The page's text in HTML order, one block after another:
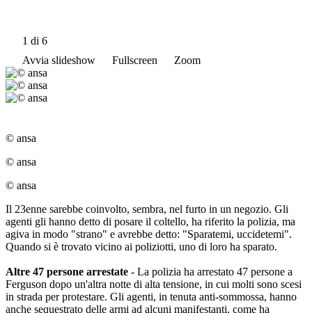
1 di 6
Avvia slideshow
Fullscreen Zoom
© ansa
© ansa
© ansa
Il 23enne sarebbe coinvolto, sembra, nel furto in un negozio. Gli
agenti gli hanno detto di posare il coltello, ha riferito la polizia, ma
agiva in modo "strano" e avrebbe detto: "Sparatemi, uccidetemi".
Quando si è trovato vicino ai poliziotti, uno di loro ha sparato.
Altre 47 persone arrestate - La polizia ha arrestato 47 persone a
Ferguson dopo un'altra notte di alta tensione, in cui molti sono scesi
in strada per protestare. Gli agenti, in tenuta anti-sommossa, hanno
anche sequestrato delle armi ad alcuni manifestanti, come ha